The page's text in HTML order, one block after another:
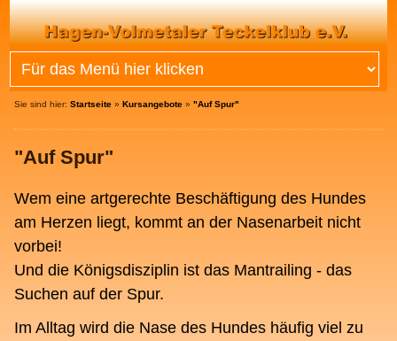
Sie sind hier:Startseite »Kursangebote »"Auf Spur"
"Auf Spur"
Wem eine artgerechte Beschäftigung des Hundes
am Herzen liegt, kommt an der Nasenarbeit nicht
vorbei!
Und die Königsdisziplin ist das Mantrailing - das
Suchen auf der Spur.
Im Alltag wird die Nase des Hundes häufig viel zu